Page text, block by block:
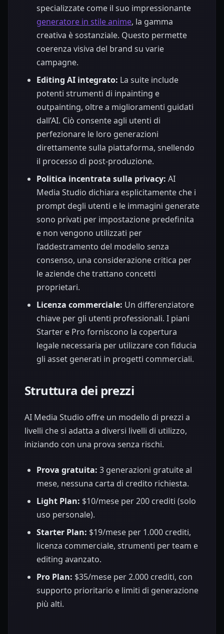
specializzate come il suo impressionante
generatore in stile anime, la gamma
creativa è sostanziale. Questo permette
coerenza visiva del brand su varie
campagne.
Editing AI integrato: La suite include
potenti strumenti di inpainting e
outpainting, oltre a miglioramenti guidati
dall’AI. Ciò consente agli utenti di
perfezionare le loro generazioni
direttamente sulla piattaforma, snellendo
il processo di post-produzione.
Politica incentrata sulla privacy: AI
Media Studio dichiara esplicitamente che i
prompt degli utenti e le immagini generate
sono privati per impostazione predefinita
e non vengono utilizzati per
l’addestramento del modello senza
consenso, una considerazione critica per
le aziende che trattano concetti
proprietari.
Licenza commerciale: Un differenziatore
chiave per gli utenti professionali. I piani
Starter e Pro forniscono la copertura
legale necessaria per utilizzare con fiducia
gli asset generati in progetti commerciali.
Struttura dei prezzi
AI Media Studio offre un modello di prezzi a
livelli che si adatta a diversi livelli di utilizzo,
iniziando con una prova senza rischi.
Prova gratuita: 3 generazioni gratuite al
mese, nessuna carta di credito richiesta.
Light Plan: $10/mese per 200 crediti (solo
uso personale).
Starter Plan: $19/mese per 1.000 crediti,
licenza commerciale, strumenti per team e
editing avanzato.
Pro Plan: $35/mese per 2.000 crediti, con
supporto prioritario e limiti di generazione
più alti.